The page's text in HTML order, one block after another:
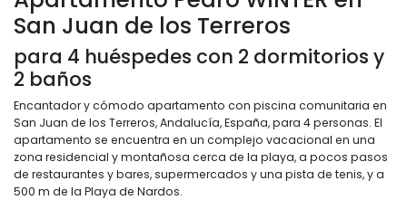
San Juan de los Terreros
para 4 huéspedes con 2 dormitorios y
2 baños
Encantador y cómodo apartamento con piscina comunitaria en
San Juan de los Terreros, Andalucía, España, para 4 personas. El
apartamento se encuentra en un complejo vacacional en una
zona residencial y montañosa cerca de la playa, a pocos pasos
de restaurantes y bares, supermercados y una pista de tenis, y a
500 m de la Playa de Nardos.